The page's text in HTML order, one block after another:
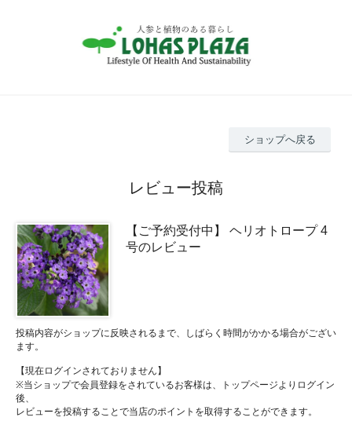
ショップへ戻る
レビュー投稿
【ご予約受付中】 ヘリオトロープ 4
号のレビュー
投稿内容がショップに反映されるまで、しばらく時間がかかる場合がござい
ます。
【現在ログインされておりません】
※当ショップで会員登録をされているお客様は、トップページよりログイン
後、
レビューを投稿することで当店のポイントを取得することができます。